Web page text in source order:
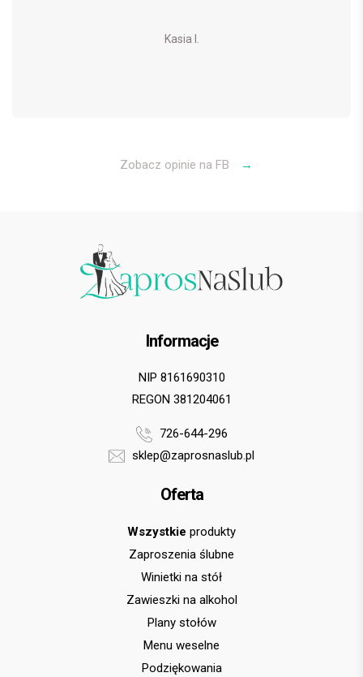
Kasia I.
Zobacz opinie na FB →
Informacje
NIP 8161690310
REGON 381204061
726-644-296
sklep@zaprosnaslub.pl
Oferta
Wszystkie produkty
Zaproszenia ślubne
Winietki na stół
Zawieszki na alkohol
Plany stołów
Menu weselne
Podziękowania